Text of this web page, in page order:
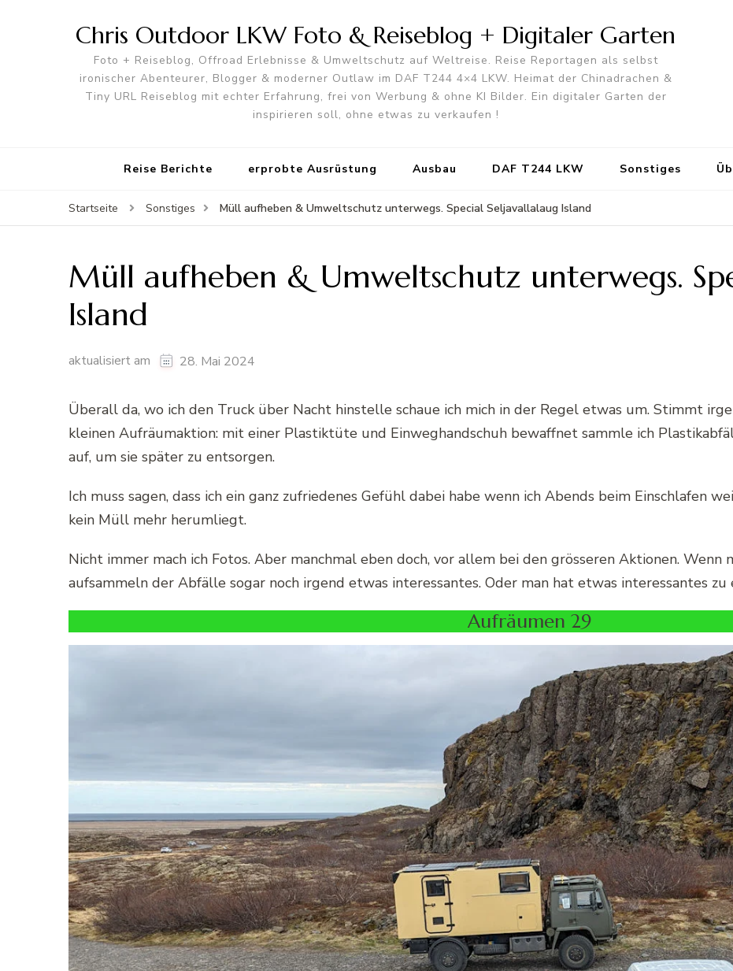
Chris Outdoor LKW Foto & Reiseblog + Digitaler Garten
Foto + Reiseblog, Offroad Erlebnisse & Umweltschutz auf Weltreise. Reise Reportagen als selbst
ironischer Abenteurer, Blogger & moderner Outlaw im DAF T244 4×4 LKW. Heimat der Chinadrachen &
Tiny URL Reiseblog mit echter Erfahrung, frei von Werbung & ohne KI Bilder. Ein digitaler Garten der
inspirieren soll, ohne etwas zu verkaufen !
Reise Berichte erprobte Ausrüstung Ausbau DAF T244 LKW Sonstiges
Startseite Sonstiges Müll aufheben & Umweltschutz unterwegs. Special Seljavallalaug Island
Müll aufheben & Umweltschutz unterwegs.
Island
aktualisiert am 28. Mai 2024
Überall da, wo ich den Truck über Nacht hinstelle schaue ich mich in der Regel etwas um. Stimmt
kleinen Aufräumaktion: mit einer Plastiktüte und Einweghandschuh bewaffnet sammle ich
auf, um sie später zu entsorgen.
Ich muss sagen, dass ich ein ganz zufriedenes Gefühl dabei habe wenn ich Abends beim Einschlafen
kein Müll mehr herumliegt.
Nicht immer mach ich Fotos. Aber manchmal eben doch, vor allem bei den grösseren Aktionen. Wenn
aufsammeln der Abfälle sogar noch irgend etwas interessantes. Oder man hat etwas interessantes zu
Aufräumen 29